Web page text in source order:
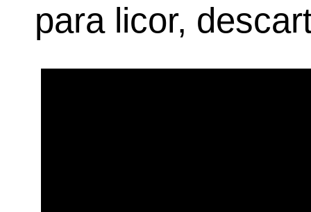
para licor,